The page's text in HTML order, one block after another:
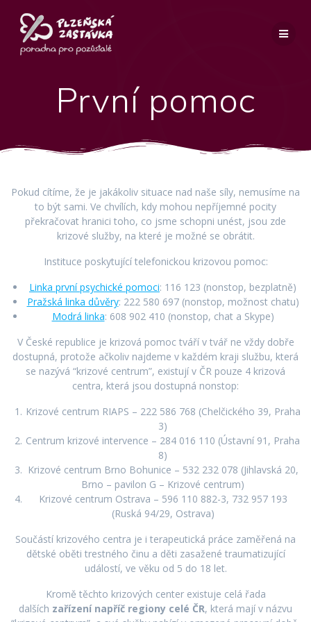
První pomoc
Pokud cítíme, že je jakákoliv situace nad naše síly, nemusíme na
to být sami. Ve chvílích, kdy mohou nepříjemné pocity
překračovat hranici toho, co jsme schopni unést, jsou zde
krizové služby, na které je možné se obrátit.
Instituce poskytující telefonickou krizovou pomoc:
Linka první psychické pomoci: 116 123 (nonstop, bezplatně)
Pražská linka důvěry: 222 580 697 (nonstop, možnost chatu)
Modrá linka: 608 902 410 (nonstop, chat a Skype)
V České republice je krizová pomoc tváří v tvář ne vždy dobře
dostupná, protože ačkoliv najdeme v každém kraji službu, která
se nazývá “krizové centrum”, existují v ČR pouze 4 krizová
centra, která jsou dostupná nonstop:
Krizové centrum RIAPS – 222 586 768 (Chelčického 39, Praha
3)
Centrum krizové intervence – 284 016 110 (Ústavní 91, Praha
8)
Krizové centrum Brno Bohunice – 532 232 078 (Jihlavská 20,
Brno – pavilon G – Krizové centrum)
Krizové centrum Ostrava – 596 110 882-3, 732 957 193
(Ruská 94/29, Ostrava)
Součástí krizového centra je i terapeutická práce zaměřená na
dětské oběti trestného činu a děti zasažené traumatizující
událostí, ve věku od 5 do 18 let.
Kromě těchto krizových center existuje celá řada
dalších zařízení napříč regiony celé ČR, která mají v názvu